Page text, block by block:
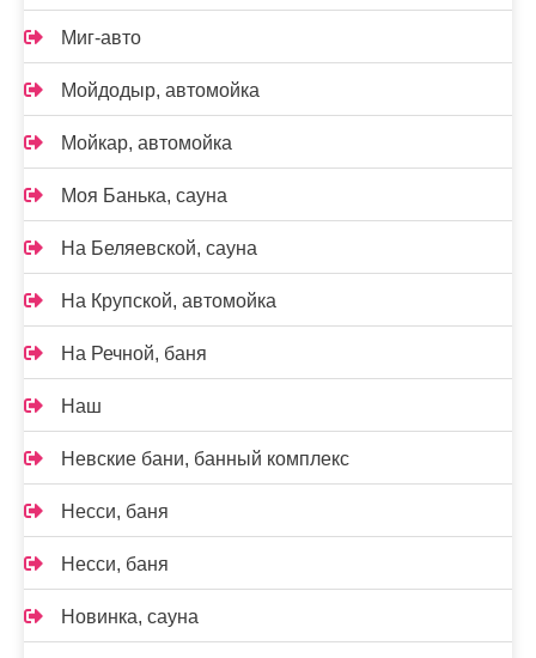
Миг-авто
Мойдодыр, автомойка
Мойкар, автомойка
Моя Банька, сауна
На Беляевской, сауна
На Крупской, автомойка
На Речной, баня
Наш
Невские бани, банный комплекс
Несси, баня
Несси, баня
Новинка, сауна